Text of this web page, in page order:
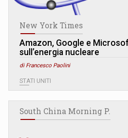
New York Times
Amazon, Google e
sull’energia nucleare
di Francesco Paolini
STATI UNITI
South China Morning P.